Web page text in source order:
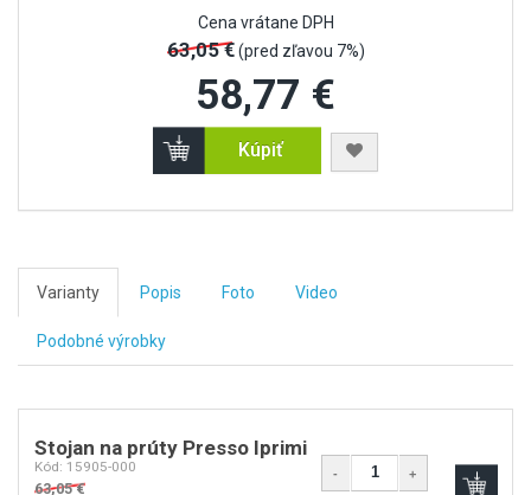
Cena vrátane DPH
63,05 €(pred zľavou 7%)
58,77 €
Kúpiť
Varianty Popis Foto Video
Podobné výrobky